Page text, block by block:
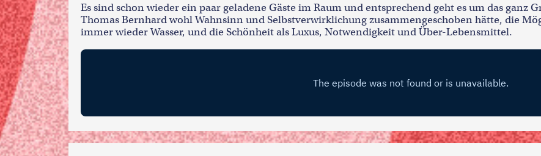
Es sind schon wieder ein paar geladene Gäste im Raum und entsprechend geht es um das ganz
Thomas Bernhard wohl Wahnsinn und Selbstverwirklichung zusammengeschoben hätte, die
immer wieder Wasser, und die Schönheit als Luxus, Notwendigkeit und Über-Lebensmittel.